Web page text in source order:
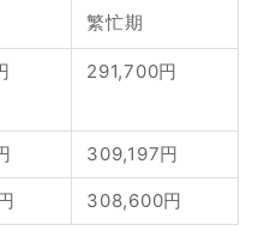
繁忙期
291,700円
309,197円
308,600円